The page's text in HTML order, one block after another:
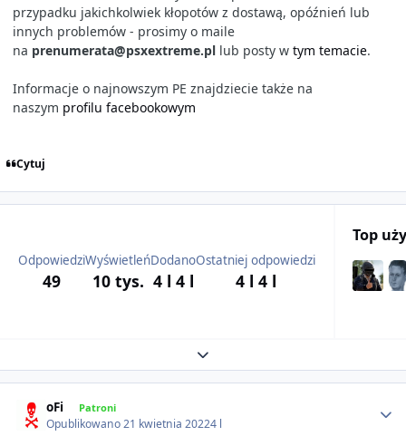
przypadku jakichkolwiek kłopotów z dostawą, opóźnień lub
innych problemów - prosimy o maile
na prenumerata@psxextreme.pl lub posty w tym temacie.
Informacje o najnowszym PE znajdziecie także na
naszym profilu facebookowym
Cytuj
Odpowiedzi
49
Wyświetleń
10 tys.
Dodano
4 l 4 l
Ostatniej odpowiedzi
4 l 4 l
Top
Expand topic overview
oFi Patroni
Opublikowano21 kwietnia 20224 l